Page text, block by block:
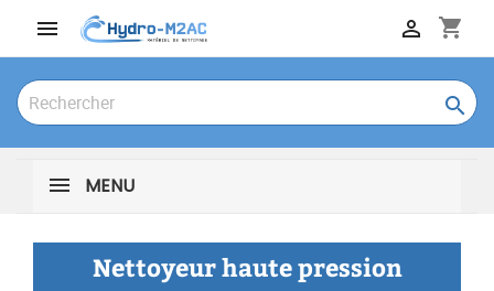
 shopping_cart


MENU
Nettoyeur haute pression